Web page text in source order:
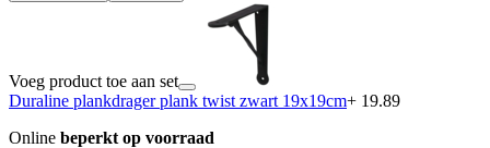
Voeg product toe aan set
Duraline plankdrager plank twist zwart 19x19cm+ 19.89
Online beperkt op voorraad